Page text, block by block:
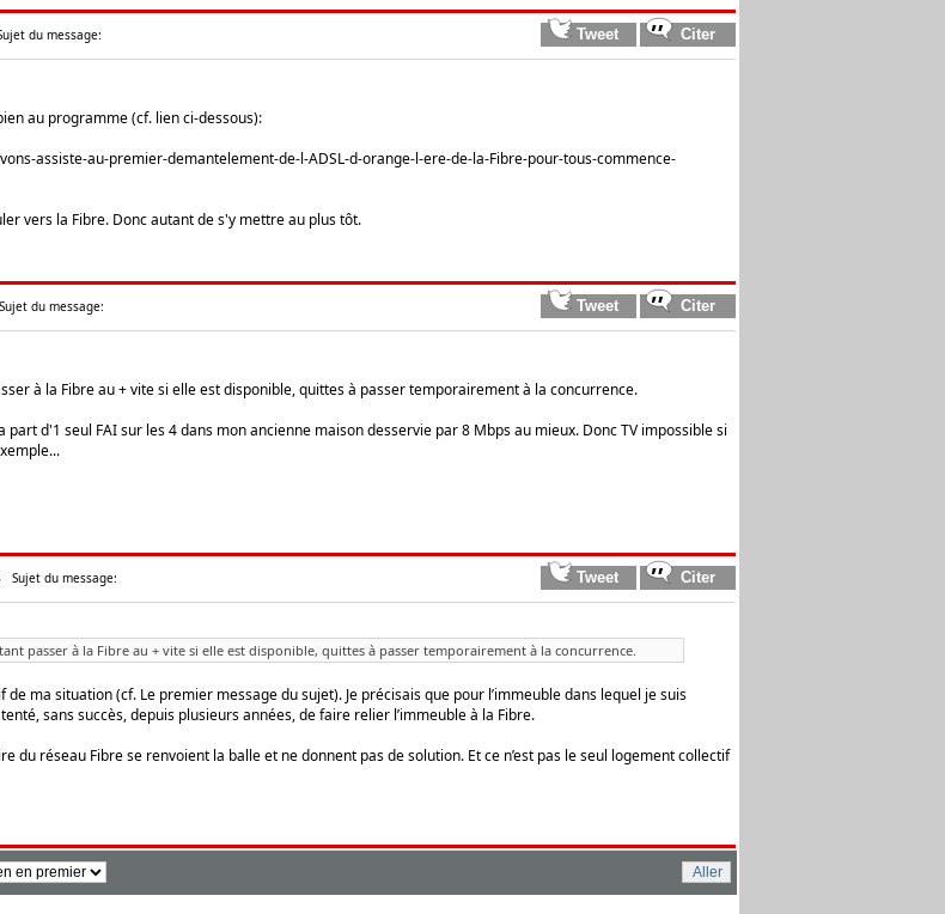
du message:
au programme (cf. lien ci-dessous):
assiste-au-premier-demantelement-de-l-ADSL-d-orange-l-ere-de-la-Fibre-pour-tous-commence-
vers la Fibre. Donc autant de s'y mettre au plus tôt.
du message:
à la Fibre au + vite si elle est disponible, quittes à passer temporairement à la concurrence.
d'1 seul FAI sur les 4 dans mon ancienne maison desservie par 8 Mbps au mieux. Donc TV impossible si
Sujet du message:
passer à la Fibre au + vite si elle est disponible, quittes à passer temporairement à la concurrence.
de ma situation (cf. Le premier message du sujet). Je précisais que pour l’immeuble dans lequel je suis
sans succès, depuis plusieurs années, de faire relier l’immeuble à la Fibre.
du réseau Fibre se renvoient la balle et ne donnent pas de solution. Et ce n’est pas le seul logement collectif